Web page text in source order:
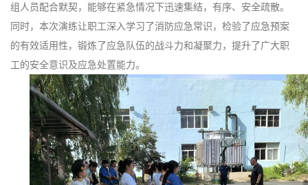
组人员配合默契，能够在紧急情况下迅速集结，有序、安全疏散。
同时，本次演练让职工深入学习了消防应急常识，检验了应急预案
的有效适用性，锻炼了应急队伍的战斗力和凝聚力，提升了广大职
工的安全意识及应急处置能力。